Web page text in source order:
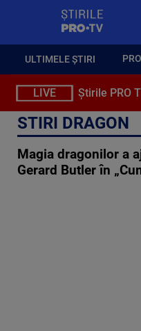
ULTIMELE ȘTIRI
LIVE Știrile PRO
STIRI DRAGON
Magia dragonilor a
Gerard Butler în